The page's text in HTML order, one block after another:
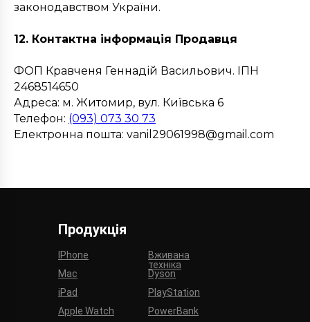
законодавством України.
12. Контактна інформація Продавця
ФОП Кравченя Геннадій Васильович. ІПН
2468514650
Адреса: м. Житомир, вул. Київська 6
Телефон: (093) 073 30 73
Електронна пошта: vanil29061998@gmail.com
Продукція
IPhone
Mac
iPad
Apple Watch
Вживана
техніка
Dyson
PlayStation
PowerBank